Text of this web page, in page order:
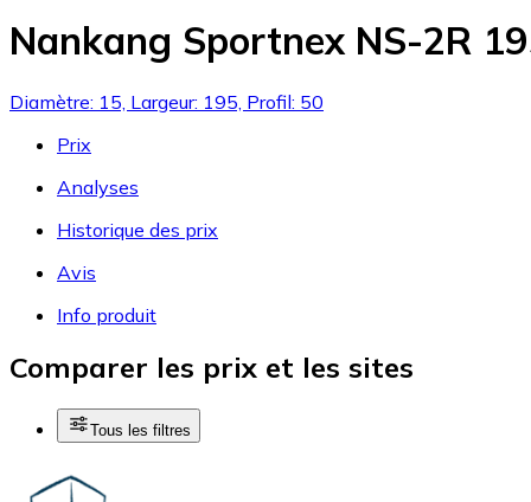
Nankang Sportnex NS-2R
Diamètre: 15, Largeur: 195, Profil: 50
Prix
Analyses
Historique des prix
Avis
Info produit
Comparer les prix et les sites
Tous les filtres